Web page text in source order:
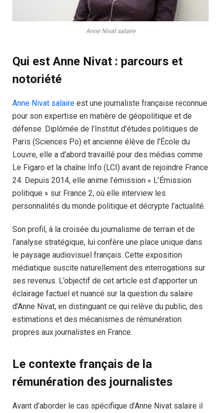
Anne Nivat salaire
Qui est Anne Nivat : parcours et
notoriété
Anne Nivat salaire est une journaliste française reconnue
pour son expertise en matière de géopolitique et de
défense. Diplômée de l’Institut d’études politiques de
Paris (Sciences Po) et ancienne élève de l’École du
Louvre, elle a d’abord travaillé pour des médias comme
Le Figaro et la chaîne Info (LCI) avant de rejoindre France
24. Depuis 2014, elle anime l’émission « L’Émission
politique » sur France 2, où elle interview les
personnalités du monde politique et décrypte l’actualité.
Son profil, à la croisée du journalisme de terrain et de
l’analyse stratégique, lui confère une place unique dans
le paysage audiovisuel français. Cette exposition
médiatique suscite naturellement des interrogations sur
ses revenus. L’objectif de cet article est d’apporter un
éclairage factuel et nuancé sur la question du salaire
d’Anne Nivat, en distinguant ce qui relève du public, des
estimations et des mécanismes de rémunération
propres aux journalistes en France.
Le contexte français de la
rémunération des journalistes
Avant d’aborder le cas spécifique d’Anne Nivat salaire il